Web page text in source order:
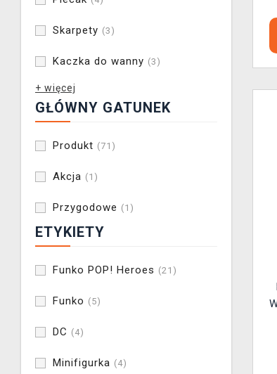
Skarpety (3)
Kaczka do wanny (3)
+ więcej
GŁÓWNY GATUNEK
Produkt (71)
Akcja (1)
Przygodowe (1)
ETYKIETY
Funko POP! Heroes (21)
Funko (5)
DC (4)
Minifigurka (4)